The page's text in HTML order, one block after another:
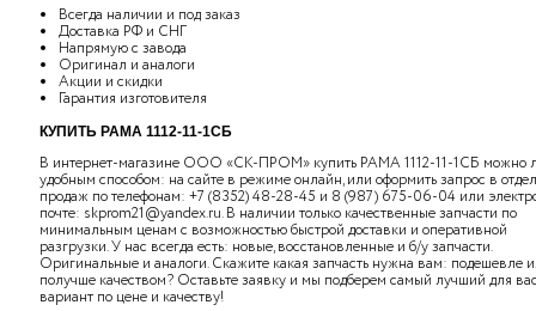
Всегда наличии и под заказ
Доставка РФ и СНГ
Напрямую с завода
Оригинал и аналоги
Акции и скидки
Гарантия изготовителя
КУПИТЬ РАМА 1112-11-1СБ
В интернет-магазине ООО «СК-ПРОМ» купить РАМА 1112-11-1СБ можно
удобным способом: на сайте в режиме онлайн, или оформить запрос в отдел
продаж по телефонам: +7 (8352) 48-28-45 и 8 (987) 675-06-04 или
почте: skprom21@yandex.ru. В наличии только качественные запчасти по
минимальным ценам с возможностью быстрой доставки и оперативной
разгрузки. У нас всегда есть: новые, восстановленные и б/у запчасти.
Оригинальные и аналоги. Скажите какая запчасть нужна вам: подешевле
получше качеством? Оставьте заявку и мы подберем самый лучший для
вариант по цене и качеству!